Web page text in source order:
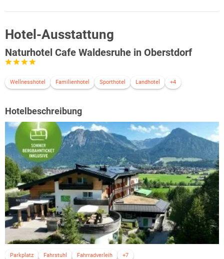
Hotel-Ausstattung
Naturhotel Cafe Waldesruhe in Oberstdorf
Wellnesshotel Familienhotel Sporthotel Landhotel +4
Hotelbeschreibung
Parkplatz Fahrstuhl Fahrradverleih +7